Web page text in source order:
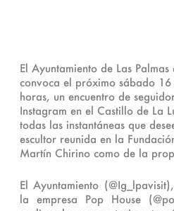
El Ayuntamiento de Las
convoca el próximo sábado
horas, un encuentro de
Instagram en el Castillo de La
todas las instantáneas que
escultor reunida en la
Martín Chirino como de la
El Ayuntamiento
la empresa Pop House